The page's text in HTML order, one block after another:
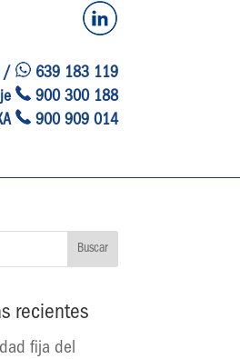
/
639 183 119
900 300 188
900 909 014
recientes
fija del